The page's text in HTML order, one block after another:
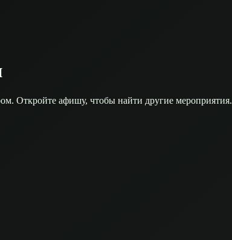
Откройте афишу, чтобы найти другие мероприятия.